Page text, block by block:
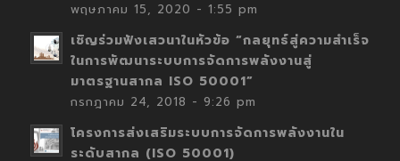
พฤษภาคม 15, 2020 - 1:55 pm
เชิญร่วมฟังเสวนาในหัวข้อ “กลยุทธ์สู่ความสำเร็จ
ในการพัฒนาระบบการจัดการพลังงานสู่
มาตรฐานสากล ISO 50001”
กรกฎาคม 24, 2018 - 9:26 pm
โครงการส่งเสริมระบบการจัดการพลังงานใน
ระดับสากล (ISO 50001)